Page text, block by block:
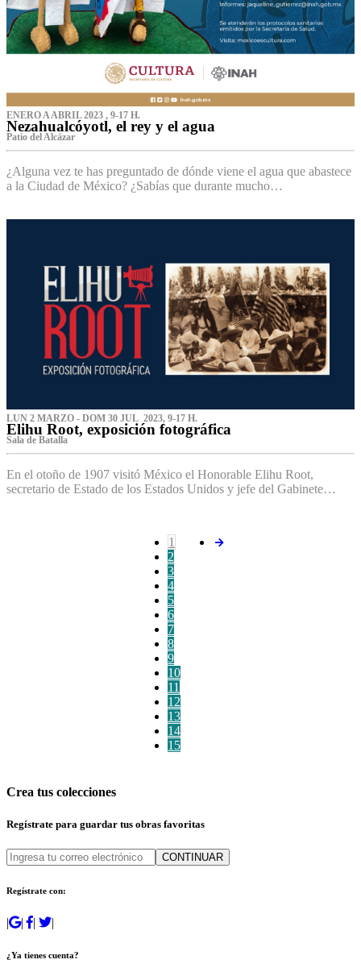
ENERO A ABRIL 2023 , 9-17 H.
Nezahualcóyotl, el rey y el agua
Patio del Alcázar
¿Alguna vez te has preguntado de dónde viene el agua que abastece
a la Ciudad de México? ¿Sabías que durante mucho…
LUN 2 MARZO - DOM 30 JUL 2023, 9-17 H.
Elihu Root, exposición fotográfica
Sala de Batalla
En el otoño de 1907 visitó México el Honorable Elihu Root,
secretario de Estado de los Estados Unidos y jefe del Gabinete…
1
2
3
4
5
6
7
8
9
10
11
12
13
14
15
Crea tus colecciones
Regístrate para guardar tus obras favoritas
CONTINUAR
Regístrate con:
| | | |
¿Ya tienes cuenta?